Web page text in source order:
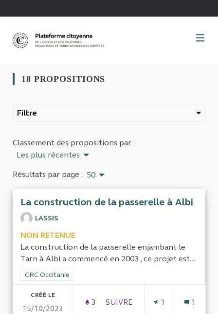
18 PROPOSITIONS
Filtre
Classement des propositions par :
Les plus récentes
Résultats par page : 50
La construction de la passerelle à Albi
LASSIS
NON RETENUE
La construction de la passerelle enjambant le
Tarn à Albi a commencé en 2003 , ce projet est...
Filtrer les résultats de la catégorie : CRC Occitanie
CRC Occitanie
CRÉÉ LE
15/10/2023
3 3 ABONNÉS
SUIVRE
1 1